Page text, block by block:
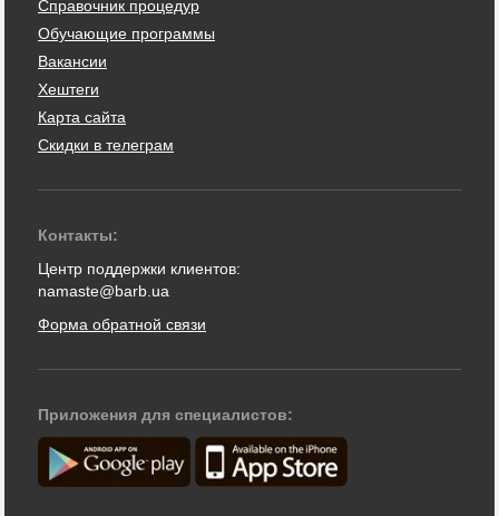
Справочник процедур
Обучающие программы
Вакансии
Хештеги
Карта сайта
Скидки в телеграм
Контакты:
Центр поддержки клиентов:
namaste@barb.ua
Форма обратной связи
Приложения для специалистов: